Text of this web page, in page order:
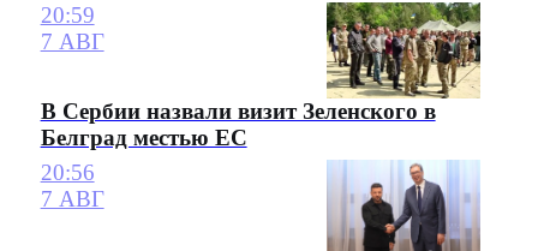
20:59
7 АВГ
В Сербии назвали визит Зеленского в
Белград местью ЕС
20:56
7 АВГ